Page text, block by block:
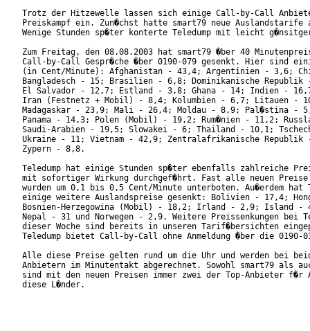
Trotz der Hitzewelle lassen sich einige Call-by-Call
Preiskampf ein. Zun�chst hatte smart79 neue Auslandstarife
Wenige Stunden sp�ter konterte Teledump mit leicht
Zum Freitag, den 08.08.2003 hat smart79 �ber 40
Call-by-Call Gespr�che �ber 0190-079 gesenkt. Hier sind
(in Cent/Minute): Afghanistan - 43,4; Argentinien - 3,6;
Bangladesch - 15; Brasilien - 6,8; Dominikanische
El Salvador - 12,7; Estland - 3,8; Ghana - 14; Indien -
Iran (Festnetz + Mobil) - 8,4; Kolumbien - 6,7; Litauen -
Madagaskar - 23,9; Mali - 26,4; Moldau - 8,9; Pal�stina -
Panama - 14,3; Polen (Mobil) - 19,2; Rum�nien - 11,2;
Saudi-Arabien - 19,5; Slowakei - 6; Thailand - 10,1;
Ukraine - 11; Vietnam - 42,9; Zentralafrikanische Republik
Zypern - 8,8.
Teledump hat einige Stunden sp�ter ebenfalls zahlreiche
mit sofortiger Wirkung durchgef�hrt. Fast alle neuen Preise
wurden um 0,1 bis 0,5 Cent/Minute unterboten. Au�erdem hat
einige weitere Auslandspreise gesenkt: Bolivien - 17,4;
Bosnien-Herzegowina (Mobil) - 18,2; Irland - 2,9; Island -
Nepal - 31 und Norwegen - 2,9. Weitere Preissenkungen bei
dieser Woche sind bereits in unseren Tarif�bersichten
Teledump bietet Call-by-Call ohne Anmeldung �ber die 0190-
Alle diese Preise gelten rund um die Uhr und werden bei
Anbietern im Minutentakt abgerechnet. Sowohl smart79 als
sind mit den neuen Preisen immer zwei der Top-Anbieter f�r
diese L�nder.